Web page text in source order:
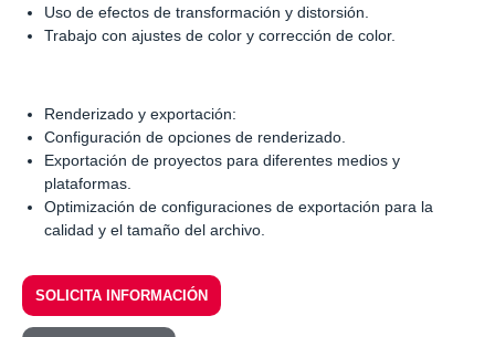
Uso de efectos de transformación y distorsión.
Trabajo con ajustes de color y corrección de color.
Renderizado y exportación:
Configuración de opciones de renderizado.
Exportación de proyectos para diferentes medios y
plataformas.
Optimización de configuraciones de exportación para la
calidad y el tamaño del archivo.
SOLICITA INFORMACIÓN